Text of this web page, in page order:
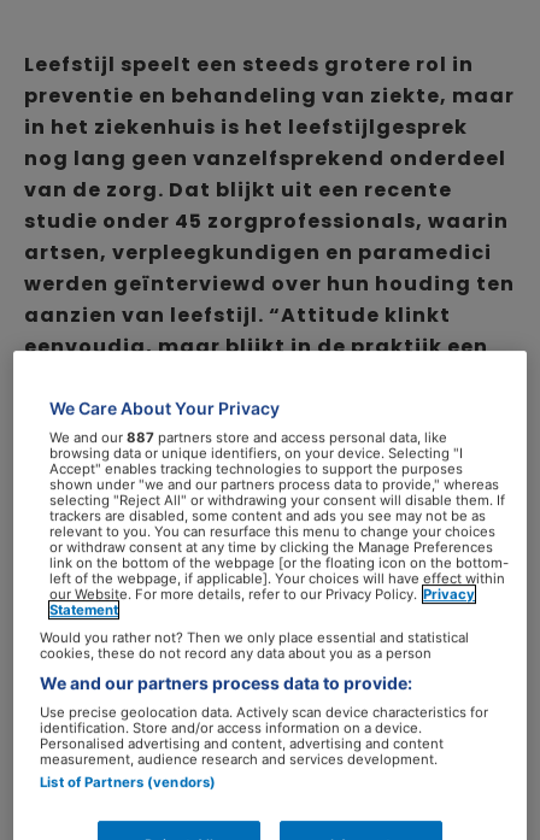
Leefstijl speelt een steeds grotere rol in
preventie en behandeling van ziekte, maar
in het ziekenhuis is het leefstijlgesprek
nog lang geen vanzelfsprekend onderdeel
van de zorg. Dat blijkt uit een recente
studie onder 45 zorgprofessionals, waarin
artsen, verpleegkundigen en paramedici
werden geïnterviewd over hun houding ten
aanzien van leefstijl. “Attitude klinkt
eenvoudig, maar blijkt in de praktijk een
onderzoeker Marlinde van Dijk.
In hetonderzoekwerd gekeken naar de
zogeheten voorfase van implementatie: hoe
wordt leefstijl nu besproken, welke barrières
en kansen zien zorgverleners en wat is er
nodig om leefstijl structureel een plek te
geven in de ziekenhuiszorg? Daarbij
gebruikten de onderzoekers een theoretisch
model om het begrip attitude beter te duiden.
“Attitude wordt vaak gezien als iets wat
positief of negatief is”, aldus Van Dijk. “Maar
wij zien juist dat het wordt gevormd door
ervaringen, vaardigheden, aannames over
We Care About Your Privacy
We and our887 partners store and access personal data, like
browsing data or unique identifiers, on your device. Selecting "I
Accept" enables tracking technologies to support the purposes
shown under "we and our partners process data to provide," whereas
selecting "Reject All" or withdrawing your consent will disable them. If
trackers are disabled, some content and ads you see may not be as
relevant to you. You can resurface this menu to change your choices
or withdraw consent at any time by clicking the Manage Preferences
link on the bottom of the webpage [or the floating icon on the bottom-
left of the webpage, if applicable]. Your choices will have effect within
our Website. For more details, refer to our Privacy Policy. Privacy
Statement
Would you rather not? Then we only place essential and statistical
cookies, these do not record any data about you as a person
We and our partners process data to provide:
Use precise geolocation data. Actively scan device characteristics for
identification. Store and/or access information on a device.
Personalised advertising and content, advertising and content
measurement, audience research and services development.
List of Partners (vendors)